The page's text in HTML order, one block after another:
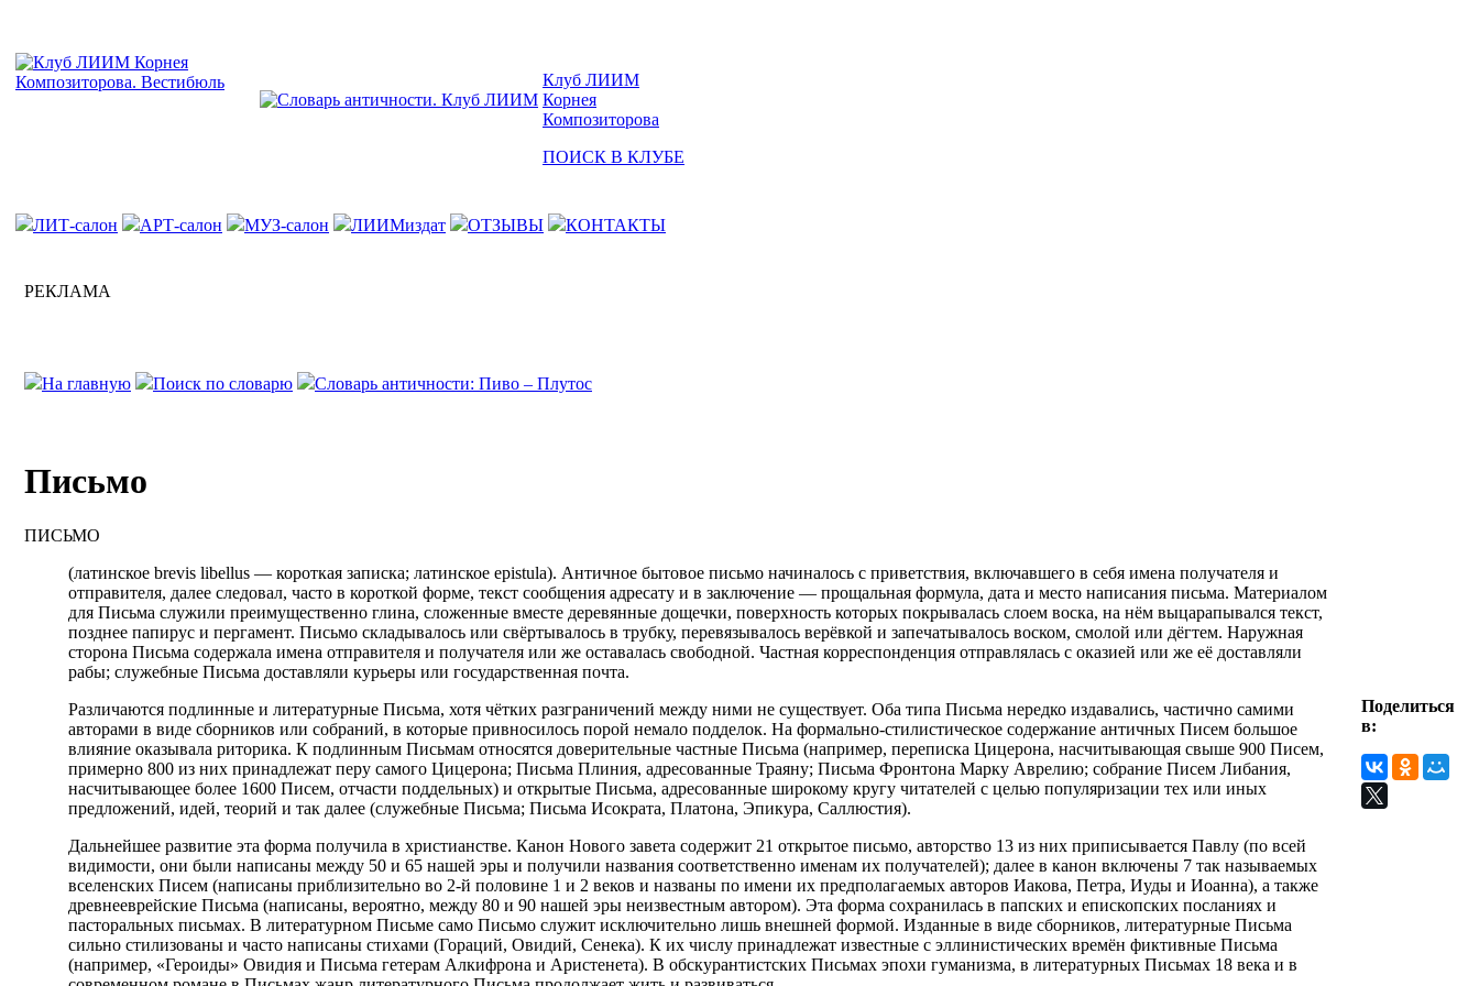
Клуб ЛИИМ
Корнея
Композиторова
ПОИСК В КЛУБЕ
ЛИТ-салон АРТ-салон МУЗ-салон ЛИИМиздат ОТЗЫВЫ КОНТАКТЫ
РЕКЛАМА
На главную Поиск по словарю Словарь античности: Пиво – Плутос
Письмо
ПИСЬМО
(латинское brevis libellus — короткая записка; латинское epistula). Античное бытовое письмо начиналось с приветствия, включавшего в себя имена получателя и
отправителя, далее следовал, часто в короткой форме, текст сообщения адресату и в заключение — прощальная формула, дата и место написания письма. Материалом
для Письма служили преимущественно глина, сложенные вместе деревянные дощечки, поверхность которых покрывалась слоем воска, на нём выцарапывался текст,
позднее папирус и пергамент. Письмо складывалось или свёртывалось в трубку, перевязывалось верёвкой и запечатывалось воском, смолой или дёгтем. Наружная
сторона Письма содержала имена отправителя и получателя или же оставалась свободной. Частная корреспонденция отправлялась с оказией или же её доставляли
рабы; служебные Письма доставляли курьеры или государственная почта.
Различаются подлинные и литературные Письма, хотя чётких разграничений между ними не существует. Оба типа Письма нередко издавались, частично самими
авторами в виде сборников или собраний, в которые привносилось порой немало подделок. На формально-стилистическое содержание античных Писем большое
влияние оказывала риторика. К подлинным Письмам относятся доверительные частные Письма (например, переписка Цицерона, насчитывающая свыше 900 Писем,
примерно 800 из них принадлежат перу самого Цицерона; Письма Плиния, адресованные Траяну; Письма Фронтона Марку Аврелию; собрание Писем Либания,
насчитывающее более 1600 Писем, отчасти поддельных) и открытые Письма, адресованные широкому кругу читателей с целью популяризации тех или иных
предложений, идей, теорий и так далее (служебные Письма; Письма Исократа, Платона, Эпикура, Саллюстия).
Дальнейшее развитие эта форма получила в христианстве. Канон Нового завета содержит 21 открытое письмо, авторство 13 из них приписывается Павлу (по всей
видимости, они были написаны между 50 и 65 нашей эры и получили названия соответственно именам их получателей); далее в канон включены 7 так называемых
вселенских Писем (написаны приблизительно во 2-й половине 1 и 2 веков и названы по имени их предполагаемых авторов Иакова, Петра, Иуды и Иоанна), а также
древнееврейские Письма (написаны, вероятно, между 80 и 90 нашей эры неизвестным автором). Эта форма сохранилась в папских и епископских посланиях и
пасторальных письмах. В литературном Письме само Письмо служит исключительно лишь внешней формой. Изданные в виде сборников, литературные Письма
сильно стилизованы и часто написаны стихами (Гораций, Овидий, Сенека). К их числу принадлежат известные с эллинистических времён фиктивные Письма
(например, «Героиды» Овидия и Письма гетерам Алкифрона и Аристенета). В обскурантистских Письмах эпохи гуманизма, в литературных Письмах 18 века и в
Поделиться
в: